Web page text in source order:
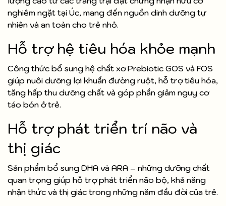
nghiêm ngặt tại Úc, mang đến nguồn dinh dưỡng tự
nhiên và an toàn cho trẻ nhỏ.
Hỗ trợ hệ tiêu hóa khỏe mạnh
Công thức bổ sung hệ chất xơ Prebiotic GOS và FOS
giúp nuôi dưỡng lợi khuẩn đường ruột, hỗ trợ tiêu hóa,
tăng hấp thu dưỡng chất và góp phần giảm nguy cơ
táo bón ở trẻ.
Hỗ trợ phát triển trí não và
thị giác
Sản phẩm bổ sung DHA và ARA – những dưỡng chất
quan trọng giúp hỗ trợ phát triển não bộ, khả năng
nhận thức và thị giác trong những năm đầu đời của trẻ.